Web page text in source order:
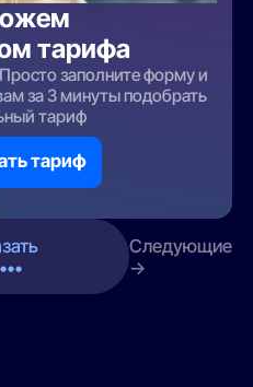
тарифа
заполните форму и
за 3 минуты подобрать
тариф
тариф
Следующие
→